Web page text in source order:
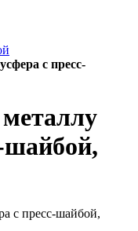
с пресс-
шайбой,